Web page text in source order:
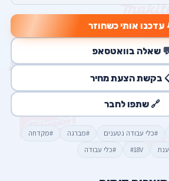
עדכנו אותי כשחוזר
שאלה בוואטסאפ
בקשת הצעת מחיר
🔗 שתפו לחבר
#כלי עבודה נטענים #מברגה
#מקדחה
#18V #כלי עבודה